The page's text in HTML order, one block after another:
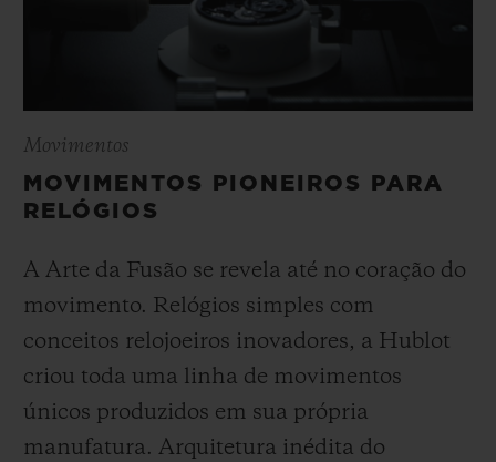
Movimentos
MOVIMENTOS PIONEIROS PARA
RELÓGIOS
A Arte da Fusão se revela até no coração do
movimento. Relógios simples com
conceitos relojoeiros inovadores, a Hublot
criou toda uma linha de movimentos
únicos produzidos em sua própria
manufatura. Arquitetura inédita do